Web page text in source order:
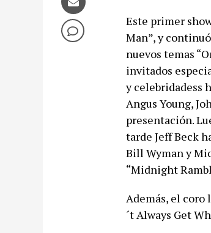
Este primer
Man”, y
nuevos temas
invitados
y celebridadess
Angus Young,
presentación.
tarde Jeff Beck
Bill Wyman y
“Midnight
Además, el coro
´t Always Get